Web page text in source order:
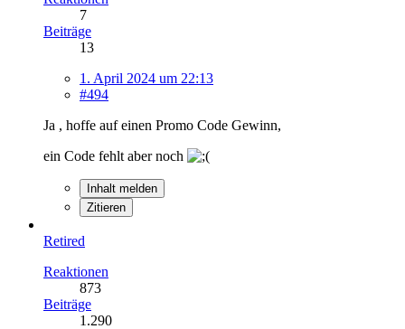
7
Beiträge
13
1. April 2024 um 22:13
#494
Ja , hoffe auf einen Promo Code Gewinn,
ein Code fehlt aber noch
Inhalt melden
Zitieren
Retired
Reaktionen
873
Beiträge
1.290